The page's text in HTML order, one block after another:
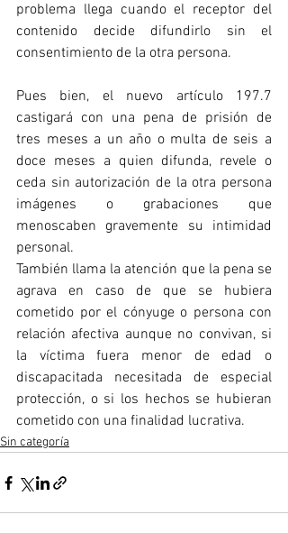
problema llega cuando el receptor del
contenido decide difundirlo sin el
consentimiento de la otra persona.
Pues bien, el nuevo artículo 197.7
castigará con una pena de prisión de
tres meses a un año o multa de seis a
doce meses a quien difunda, revele o
ceda sin autorización de la otra persona
imágenes o grabaciones que
menoscaben gravemente su intimidad
personal.
También llama la atención que la pena se
agrava en caso de que se hubiera
cometido por el cónyuge o persona con
relación afectiva aunque no convivan, si
la víctima fuera menor de edad o
discapacitada necesitada de especial
protección, o si los hechos se hubieran
cometido con una finalidad lucrativa.
Sin categoría